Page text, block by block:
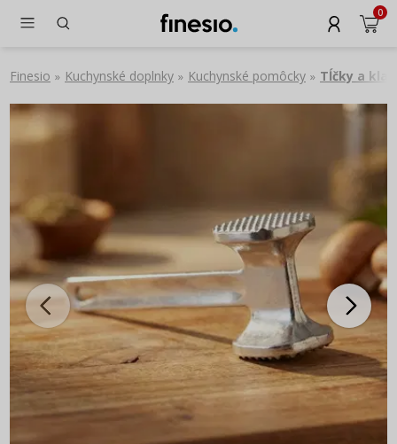
0
Finesio » Kuchynské doplnky » Kuchynské pomôcky » Tĺčky a